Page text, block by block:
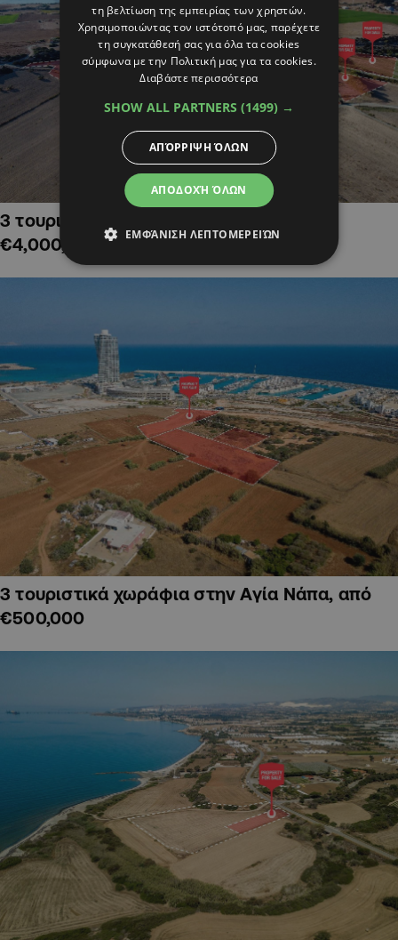
3 τουριστικά χωράφια στην Αλαμινό,
€4,000,000
3 τουριστικά χωράφια στην Αγία Νάπα, από
€500,000
τη βελτίωση της εμπειρίας των χρηστών.
Χρησιμοποιώντας τον ιστότοπό μας, παρέχετε
τη συγκατάθεσή σας για όλα τα cookies
σύμφωνα με την Πολιτική μας για τα cookies.
Διαβάστε περισσότερα
SHOW ALL PARTNERS (1499) →
ΑΠΟΔΟΧΉ ΌΛΩΝ
ΑΠΌΡΡΙΨΗ ΌΛΩΝ
ΕΜΦΆΝΙΣΗ ΛΕΠΤΟΜΕΡΕΙΏΝ